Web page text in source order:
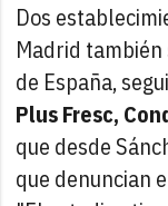
Dos
Madrid
de España,
Plus Fresc,
que desde
que denuncian